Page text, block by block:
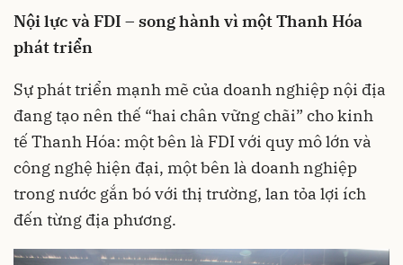
Nội lực và FDI – song hành vì một Thanh Hóa
phát triển
Sự phát triển mạnh mẽ của doanh nghiệp nội địa
đang tạo nên thế “hai chân vững chãi” cho kinh
tế Thanh Hóa: một bên là FDI với quy mô lớn và
công nghệ hiện đại, một bên là doanh nghiệp
trong nước gắn bó với thị trường, lan tỏa lợi ích
đến từng địa phương.